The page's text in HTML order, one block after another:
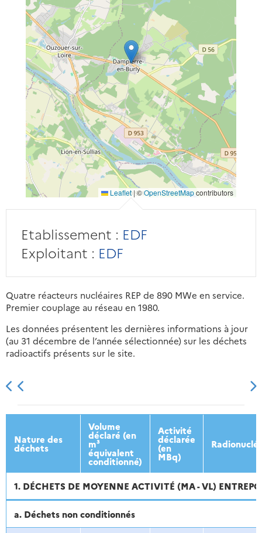
Leaflet |©OpenStreetMapcontributors
Etablissement : EDF
Exploitant : EDF
Quatre réacteurs nucléaires REP de 890 MWe en service.
Premier couplage au réseau en 1980.
Les données présentent les dernières informations à jour
(au 31 décembre de l’année sélectionnée) sur les déchets
radioactifs présents sur le site.
2013 2014 2015 2016
Nature des
déchets
Volume
déclaré (en
m³
équivalent
conditionné)
Activité
déclarée
(en
MBq)
1. DÉCHETS DE MOYENNE ACTIVITÉ (MA - VL)
a. Déchets non conditionnés